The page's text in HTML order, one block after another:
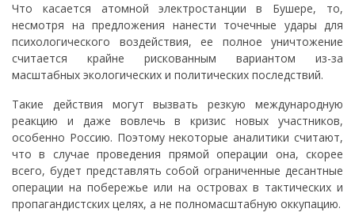
Что касается атомной электростанции в Бушере, то,
несмотря на предложения нанести точечные удары для
психологического воздействия, ее полное уничтожение
считается крайне рискованным вариантом из-за
масштабных экологических и политических последствий.
Такие действия могут вызвать резкую международную
реакцию и даже вовлечь в кризис новых участников,
особенно Россию. Поэтому некоторые аналитики считают,
что в случае проведения прямой операции она, скорее
всего, будет представлять собой ограниченные десантные
операции на побережье или на островах в тактических и
пропагандистских целях, а не полномасштабную оккупацию.